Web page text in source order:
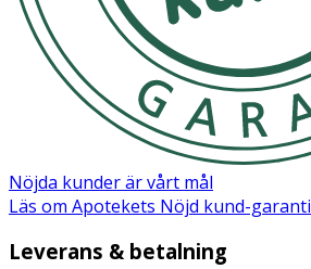
Nöjda kunder är vårt mål
Läs om Apotekets Nöjd kund-garanti
Leverans & betalning